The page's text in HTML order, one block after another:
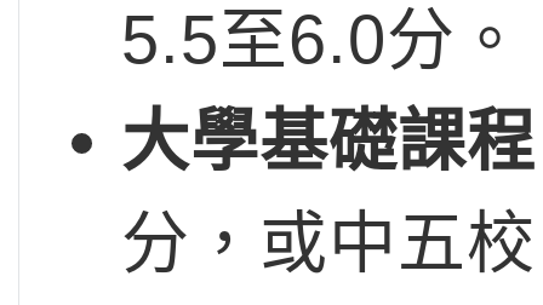
5.5至6.0分。
大學基礎課程
分，或中五